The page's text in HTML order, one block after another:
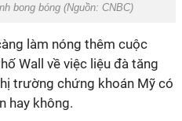
bong bóng (Nguồn: CNBC)
làm nóng thêm cuộc
Wall về việc liệu đà tăng
trường chứng khoán Mỹ có
hay không.